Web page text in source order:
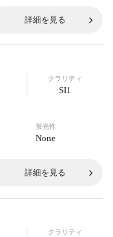
詳細を見る
クラリティ
SI1
蛍光性
None
詳細を見る
クラリティ